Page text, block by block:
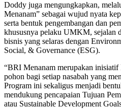
Doddy juga mengungkapkan,
Menanam” sebagai wujud nyata
serta bentuk pengembangan dan
khususnya pelaku UMKM, sejalan
bisnis yang selaras dengan
Social, & Governance (ESG).
“BRI Menanam merupakan
pohon bagi setiap nasabah yang
Program ini sekaligus menjadi
mendukung pencapaian Tujuan
atau Sustainable Development